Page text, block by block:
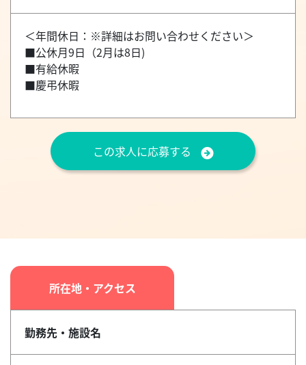
＜年間休日：※詳細はお問い合わせください＞
■公休月9日（2月は8日)
■有給休暇
■慶弔休暇
この求人に応募する
所在地・アクセス
勤務先・施設名